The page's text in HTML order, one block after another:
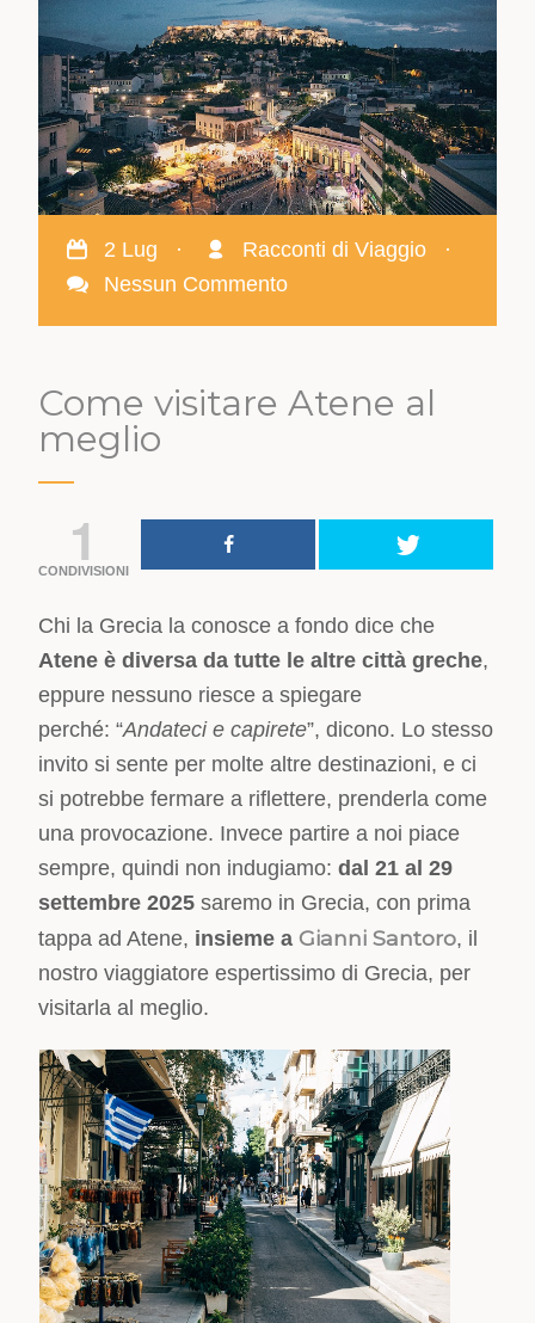
2 Lug · Racconti di Viaggio
·
Nessun Commento
Come visitare Atene al
meglio
1
CONDIVISIONI
Chi la Grecia la conosce a fondo dice che
Atene è diversa da tutte le altre città greche,
eppure nessuno riesce a spiegare
perché: “Andateci e capirete”, dicono. Lo stesso
invito si sente per molte altre destinazioni, e ci
si potrebbe fermare a riflettere, prenderla come
una provocazione. Invece partire a noi piace
sempre, quindi non indugiamo:dal 21 al 29
settembre 2025 saremo in Grecia, con prima
tappa ad Atene, insieme a Gianni Santoro, il
nostro viaggiatore espertissimo di Grecia, per
visitarla al meglio.